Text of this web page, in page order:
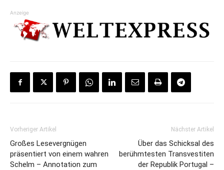
Anzeige
Vorheriger Artikel
Großes Lesevergnügen
präsentiert von einem wahren
Schelm – Annotation zum
Nächster Artikel
Über das Schicksal des
berühmtesten Transvestiten
der Republik Portugal –